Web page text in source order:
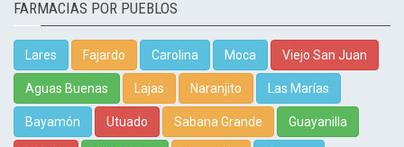
FARMACIAS POR PUEBLOS
Lares Fajardo Carolina Moca Viejo San Juan
Aguas Buenas Lajas Naranjito Las Marías
Bayamón Utuado Sabana Grande Guayanilla